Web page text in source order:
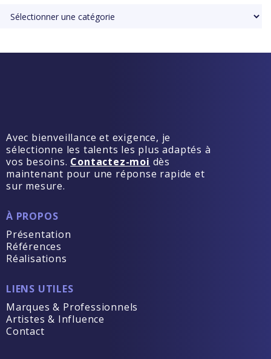
Avec bienveillance et exigence, je
sélectionne les talents les plus adaptés à
vos besoins. Contactez-moi dès
maintenant pour une réponse rapide et
sur mesure.
À PROPOS
Présentation
Références
Réalisations
LIENS UTILES
Marques & Professionnels
Artistes & Influence
Contact